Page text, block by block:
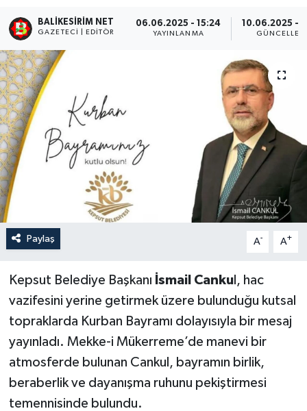
BALIKESIRIM NET
GAZETECI | EDITÖR
06.06.2025 - 15:24
YAYINLANMA
10.06.2025 -
Paylaş A- A+
Kepsut Belediye Başkanı İsmail Cankul, hac
vazifesini yerine getirmek üzere bulunduğu kutsal
topraklarda Kurban Bayramı dolayısıyla bir mesaj
yayınladı. Mekke-i Mükerreme’de manevi bir
atmosferde bulunan Cankul, bayramın birlik,
beraberlik ve dayanışma ruhunu pekiştirmesi
temennisinde bulundu.